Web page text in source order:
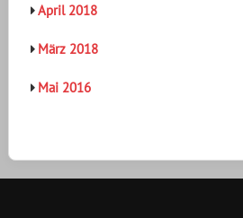
April 2018
März 2018
Mai 2016